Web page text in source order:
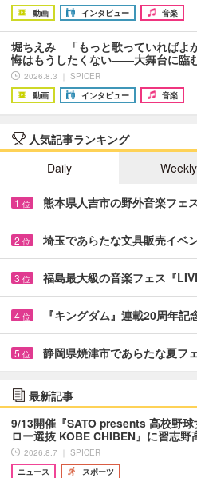
動画
インタビュー 音楽
堀ちえみ 「もっと歌っていればよ
悔はもうしたくない――大舞台に臨
2026.8.3 ｜ SPICER
動画
インタビュー 音楽
人気記事ランキング
Daily
Weekly
1 位 熊本県人吉市の野外音楽フ
2 位 埼玉であらたな文具販売イ
3 位 福島最大級の音楽フェス『
4 位 『キングダム』連載20周年
5 位 静岡県焼津市であらたな夏
最新記事
9/13開催『SATO presents 高校野
ロー選抜 KOBE CHIBEN』に習志
2026.8.7 ｜ SPICER
ニュース
スポーツ